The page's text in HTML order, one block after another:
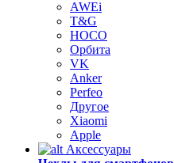
AWEi
T&G
HOCO
Орбита
VK
Anker
Perfeo
Другое
Xiaomi
Apple
Аксессуары